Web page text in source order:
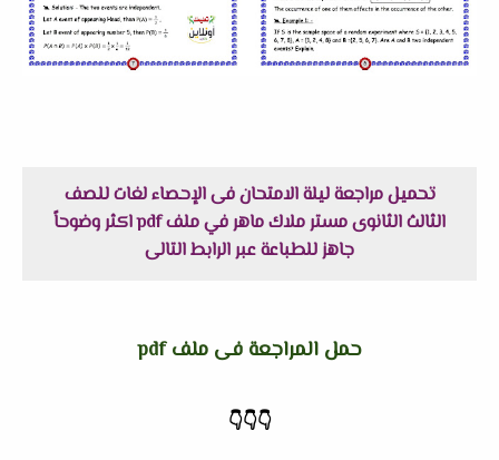
تحميل مراجعة ليلة الامتحان فى الإحصاء لغات للصف
الثالث الثانوى مستر ملاك ماهر في ملف pdf اكثر وضوحاً
جاهز للطباعة عبر الرابط التالى
حمل المراجعة فى ملف pdf
👇
👇
👇